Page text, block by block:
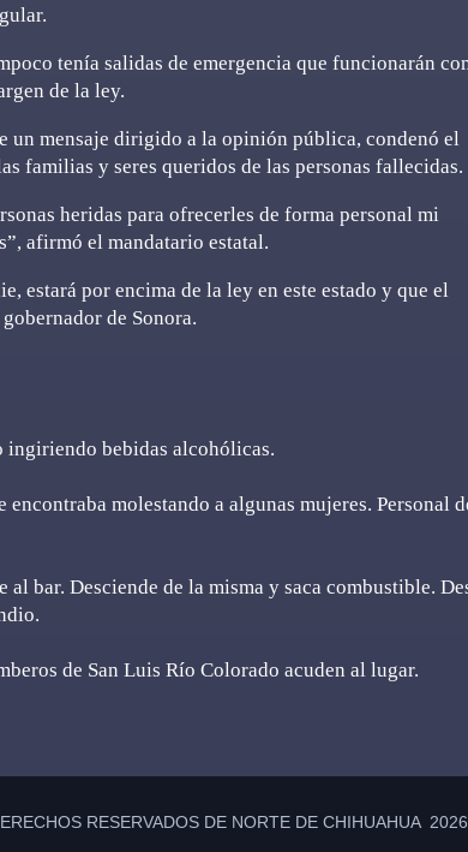
tenía salidas de emergencia que funcionarán
de la ley.
un mensaje dirigido a la opinión pública, condenó el
familias y seres queridos de las personas fallecidas.
heridas para ofrecerles de forma personal mi
afirmó el mandatario estatal.
estará por encima de la ley en este estado y que el
de Sonora.
ingiriendo bebidas alcohólicas.
molestando a algunas mujeres. Personal
bar. Desciende de la misma y saca combustible.
de San Luis Río Colorado acuden al lugar.
RESERVADOS DE NORTE DE CHIHUAHUA